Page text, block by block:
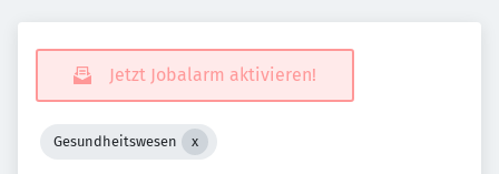
Jetzt Jobalarm aktivieren!
Gesundheitswesen